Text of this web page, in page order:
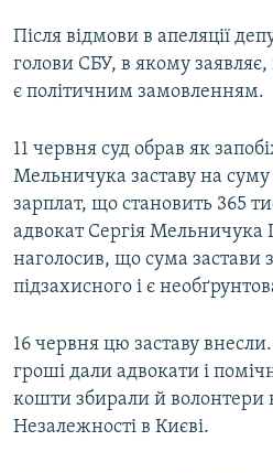
Після відмови в апеляції
голови СБУ, в якому
є політичним замовленням.
11 червня суд обрав як
Мельничука заставу на
зарплат, що становить 365
адвокат Сергія Мельничука
наголосив, що сума застави
підзахисного і є
16 червня цю заставу
гроші дали адвокати і
кошти збирали й волонтери
Незалежності в Києві.